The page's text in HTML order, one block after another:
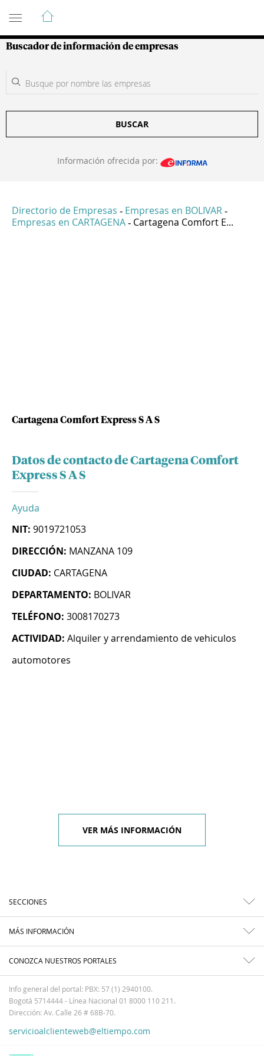
Guía de Empresas Colombianas
Buscador de información de empresas
BUSCAR
Información ofrecida por:
Directorio de Empresas - Empresas en BOLIVAR -
Empresas en CARTAGENA - Cartagena Comfort E...
Cartagena Comfort Express S A S
Datos de contacto de Cartagena Comfort
Express S A S
Ayuda
NIT: 9019721053
DIRECCIÓN: MANZANA 109
CIUDAD: CARTAGENA
DEPARTAMENTO: BOLIVAR
TELÉFONO: 3008170273
ACTIVIDAD: Alquiler y arrendamiento de vehiculos
automotores
VER MÁS INFORMACIÓN
SECCIONES
MÁS INFORMACIÓN
CONOZCA NUESTROS PORTALES
Info general del portal: PBX: 57 (1) 2940100.
Bogotá 5714444 - Línea Nacional 01 8000 110 211.
Dirección: Av. Calle 26 # 68B-70.
servicioalclienteweb@eltiempo.com